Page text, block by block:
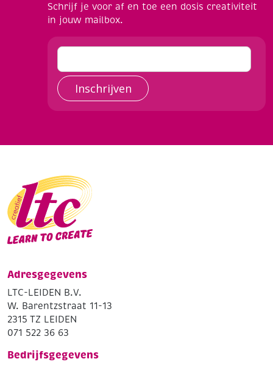
Schrijf je voor af en toe een dosis creativiteit
in jouw mailbox.
Inschrijven
Adresgegevens
LTC-LEIDEN B.V.
W. Barentzstraat 11-13
2315 TZ LEIDEN
071 522 36 63
Bedrijfsgegevens